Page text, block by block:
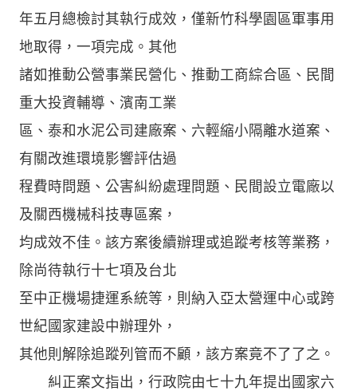
年五月總檢討其執行成效，僅新竹科學園區軍事用
地取得，一項完成。其他
諸如推動公營事業民營化、推動工商綜合區、民間
重大投資輔導、濱南工業
區、泰和水泥公司建廠案、六輕縮小隔離水道案、
有關改進環境影響評估過
程費時問題、公害糾紛處理問題、民間設立電廠以
及關西機械科技專區案，
均成效不佳。該方案後續辦理或追蹤考核等業務，
除尚待執行十七項及台北
至中正機場捷運系統等，則納入亞太營運中心或跨
世紀國家建設中辦理外，
其他則解除追蹤列管而不顧，該方案竟不了了之。
糾正案文指出，行政院由七十九年提出國家六